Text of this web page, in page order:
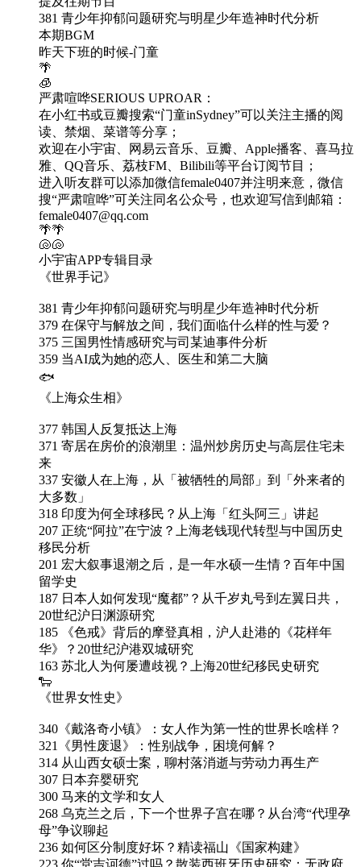
381 青少年抑郁问题研究与明星少年造神时代分析
本期BGM
昨天下班的时候-门童
🌴
🧊
严肃喧哗SERIOUS UPROAR：
在小红书或豆瓣搜索“门童inSydney”可以关注主播的阅
读、禁烟、菜谱等分享；
欢迎在小宇宙、网易云音乐、豆瓣、Apple播客、喜马拉
雅、QQ音乐、荔枝FM、Bilibili等平台订阅节目；
进入听友群可以添加微信female0407并注明来意，微信
搜“严肃喧哗”可关注同名公众号，也欢迎写信到邮箱：
female0407@qq.com
🌴🌴
🐚🐚
小宇宙APP专辑目录
《世界手记》
381 青少年抑郁问题研究与明星少年造神时代分析
379 在保守与解放之间，我们面临什么样的性与爱？
375 三国男性情感研究与司某迪事件分析
359 当AI成为她的恋人、医生和第二大脑
🐟
《上海众生相》
377 韩国人反复抵达上海
371 寄居在房价的浪潮里：温州炒房历史与高层住宅未
来
337 安徽人在上海，从「被牺牲的局部」到「外来者的
大多数」
318 印度为何全球移民？从上海「红头阿三」讲起
207 正统“阿拉”在宁波？上海老钱现代转型与中国历史
移民分析
201 宏大叙事退潮之后，是一年水硕一生情？百年中国
留学史
187 日本人如何发现“魔都”？从千岁丸号到左翼日共，
20世纪沪日渊源研究
185 《色戒》背后的摩登真相，沪人赴港的《花样年
华》？20世纪沪港双城研究
163 苏北人为何屡遭歧视？上海20世纪移民史研究
🐑
《世界女性史》
340《戴洛奇小镇》：女人作为第一性的世界长啥样？
321《男性废退》：性别战争，困境何解？
314 从山西女硕士案，聊村落消逝与劳动力再生产
307 日本弃婴研究
300 马来的文学和女人
268 乌克兰之后，下一个世界子宫在哪？从台湾“代理孕
母”争议聊起
236 如何区分制度好坏？精读福山《国家构建》